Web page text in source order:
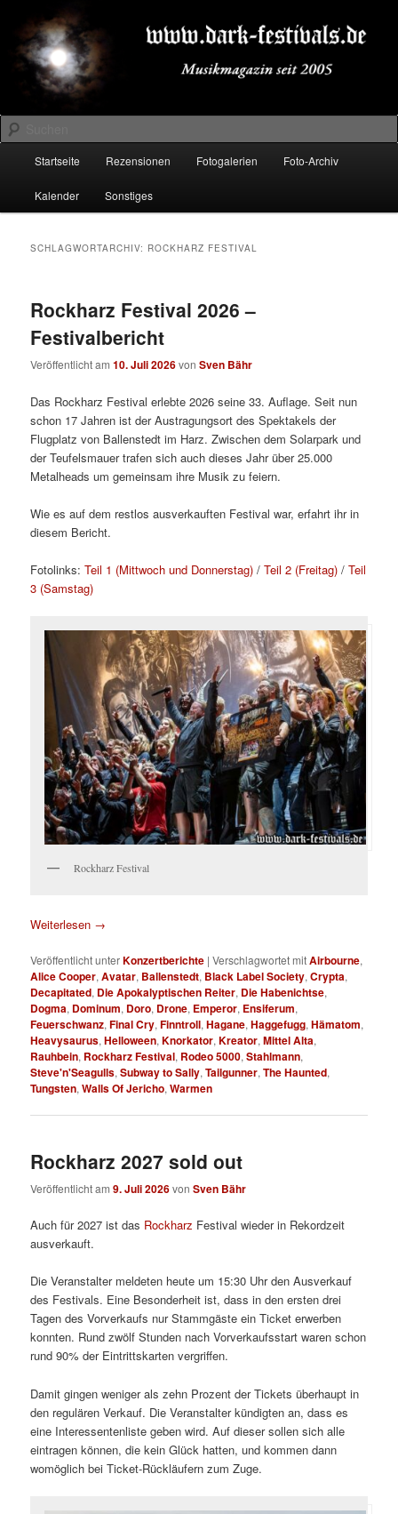
primären
Inhalt
springen
sekundären
Inhalt
springenDARK-FESTIVALS.DE
Suchen
Startseite Rezensionen Fotogalerien Foto-Archiv
Kalender Sonstiges
SCHLAGWORTARCHIV: ROCKHARZ FESTIVAL
Rockharz Festival 2026 –
Festivalbericht
Veröffentlicht am10. Juli 2026vonSven Bähr
Das Rockharz Festival erlebte 2026 seine 33. Auflage. Seit nun
schon 17 Jahren ist der Austragungsort des Spektakels der
Flugplatz von Ballenstedt im Harz. Zwischen dem Solarpark und
der Teufelsmauer trafen sich auch dieses Jahr über 25.000
Metalheads um gemeinsam ihre Musik zu feiern.
Wie es auf dem restlos ausverkauften Festival war, erfahrt ihr in
diesem Bericht.
Fotolinks:Teil 1 (Mittwoch und Donnerstag) /Teil 2 (Freitag) /Teil
3 (Samstag)
Rockharz Festival
Weiterlesen →
Veröffentlicht unterKonzertberichte |Verschlagwortet mitAirbourne,
Alice Cooper,Avatar, Ballenstedt, Black Label Society,Crypta,
Decapitated, Die Apokalyptischen Reiter, Die Habenichtse,
Dogma, Dominum, Doro, Drone, Emperor, Ensiferum,
Feuerschwanz,Final Cry,Finntroll,Hagane,Haggefugg,Hämatom,
Heavysaurus,Helloween,Knorkator,Kreator,Mittel Alta,
Rauhbein, Rockharz Festival, Rodeo 5000,Stahlmann,
Steve'n'Seagulls,Subway to Sally,Tailgunner,The Haunted,
Tungsten,Walls Of Jericho,Warmen
Rockharz 2027 sold out
Veröffentlicht am9. Juli 2026vonSven Bähr
Auch für 2027 ist das Rockharz Festival wieder in Rekordzeit
ausverkauft.
Die Veranstalter meldeten heute um 15:30 Uhr den Ausverkauf
des Festivals. Eine Besonderheit ist, dass in den ersten drei
Tagen des Vorverkaufs nur Stammgäste ein Ticket erwerben
konnten. Rund zwölf Stunden nach Vorverkaufsstart waren schon
rund 90% der Eintrittskarten vergriffen.
Damit gingen weniger als zehn Prozent der Tickets überhaupt in
den regulären Verkauf. Die Veranstalter kündigten an, dass es
eine Interessentenliste geben wird. Auf dieser sollen sich alle
eintragen können, die kein Glück hatten, und kommen dann
womöglich bei Ticket-Rückläufern zum Zuge.